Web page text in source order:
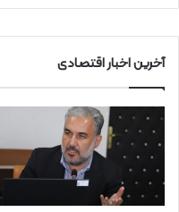
آخرین اخبار اقتصادی